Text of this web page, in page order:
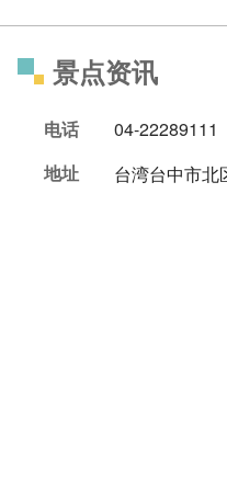
景点资讯
电话
04-22289111
地址
台湾台中市北